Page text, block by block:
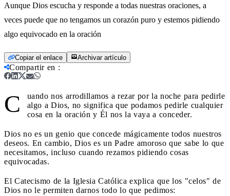
Aunque Dios escucha y responde a todas nuestras oraciones, a
veces puede que no tengamos un corazón puro y estemos pidiendo
algo equivocado en la oración
Copiar el enlace Archivar artículo
Compartir en :
C
uando nos arrodillamos a rezar por la noche para pedirle
algo a Dios, no significa que podamos pedirle cualquier
cosa en la oración y Él nos la vaya a conceder.
Dios no es un genio que concede mágicamente todos nuestros
deseos. En cambio, Dios es un Padre amoroso que sabe lo que
necesitamos, incluso cuando rezamos pidiendo cosas
equivocadas.
El Catecismo de la Iglesia Católica explica que los "celos" de
Dios no le permiten darnos todo lo que pedimos: